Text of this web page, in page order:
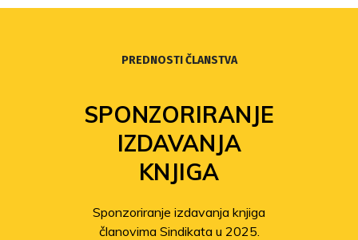
PREDNOSTI ČLANSTVA
SPONZORIRANJE
IZDAVANJA
KNJIGA
Sponzoriranje izdavanja knjiga
članovima Sindikata u 2025.